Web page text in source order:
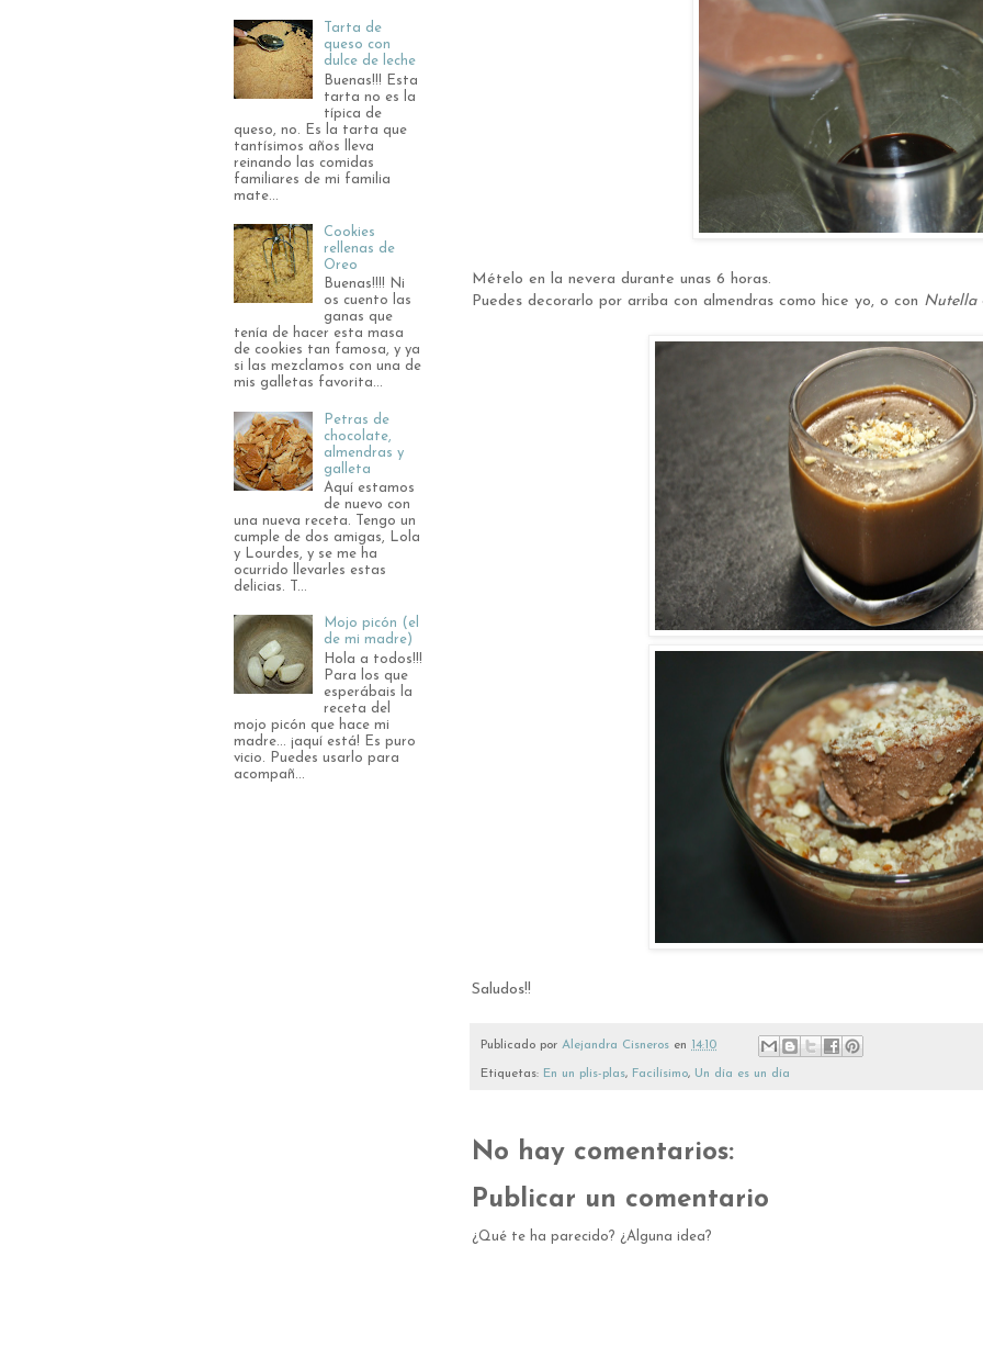
Mételo en la nevera durante unas 6 horas.
Puedes decorarlo por arriba con almendras como hice yo, o con Nutella
Saludos!!
Publicado por Alejandra Cisneros en 14:10
Etiquetas: En un plis-plas, Facilísimo, Un día es un día
No hay comentarios:
Publicar un comentario
¿Qué te ha parecido? ¿Alguna idea?
Tarta de
queso con
dulce de leche
Buenas!!! Esta
tarta no es la
típica de
queso, no. Es la tarta que
tantísimos años lleva
reinando las comidas
familiares de mi familia
mate...
Cookies
rellenas de
Oreo
Buenas!!!! Ni
os cuento las
ganas que
tenía de hacer esta masa
de cookies tan famosa, y ya
si las mezclamos con una de
mis galletas favorita...
Petras de
chocolate,
almendras y
galleta
Aquí estamos
de nuevo con
una nueva receta. Tengo un
cumple de dos amigas, Lola
y Lourdes, y se me ha
ocurrido llevarles estas
delicias. T...
Mojo picón (el
de mi madre)
Hola a todos!!!
Para los que
esperábais la
receta del
mojo picón que hace mi
madre... ¡aquí está! Es puro
vicio. Puedes usarlo para
acompañ...